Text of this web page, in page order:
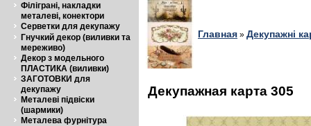
Філіграні, накладки
металеві, конектори
Серветки для декупажу
Гнучкий декор (виливки та
мереживо)
Декор з модельного
ПЛАСТИКА (виливки)
ЗАГОТОВКИ для
декупажу
Металеві підвіски
(шармики)
Металева фурнітура
Главная » Декупажні
Декупажная карта 305